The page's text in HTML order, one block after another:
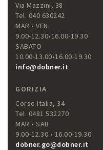
Via Mazzini, 38
Tel. 040 630242
MAR • VEN
9.00-12.30•16.00-19.30
SABATO
10.00-13.00•16.00-19.30
info@dobner.it
GORIZIA
Corso Italia, 34
Tel. 0481 532270
MAR • SAB
9.00-12.30 • 16.00-19.30
dobner.go@dobner.it